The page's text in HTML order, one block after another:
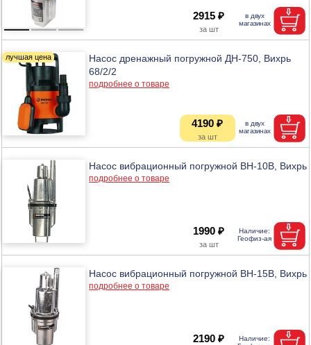
2915 ₽
Насос дренажный погружной ДН-750, Вихрь
68/2/2
подробнее о товаре
4190 ₽
Насос вибрационный погружной ВН-10В, Вихрь
подробнее о товаре
1990 ₽
Насос вибрационный погружной ВН-15В, Вихрь
подробнее о товаре
2190 ₽